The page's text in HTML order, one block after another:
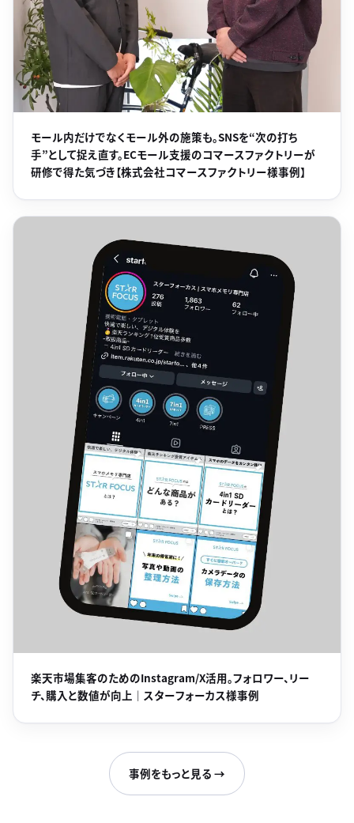
モール内だけでなくモール外の施策も。SNSを“次の打ち
手”として捉え直す。ECモール支援のコマースファクトリーが
研修で得た気づき【株式会社コマースファクトリー様事例】
楽天市場集客のためのInstagram/X活用。フォロワー、リー
チ、購入と数値が向上｜スターフォーカス様事例
事例をもっと見る →